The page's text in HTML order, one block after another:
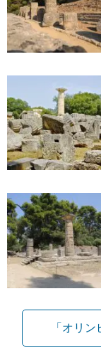
「オリ